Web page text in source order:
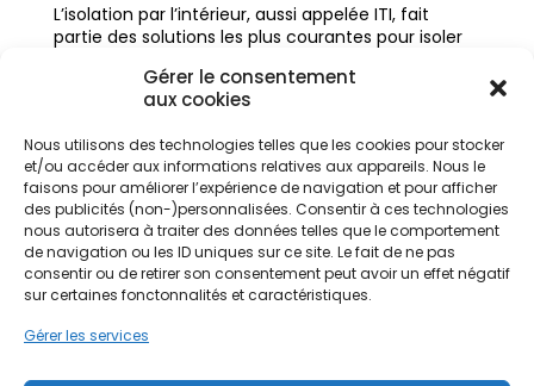
Gérer le consentement
aux cookies
Nous utilisons des technologies telles que les cookies pour stocker
et/ou accéder aux informations relatives aux appareils. Nous le
faisons pour améliorer l’expérience de navigation et pour afficher
des publicités (non-)personnalisées. Consentir à ces technologies
nous autorisera à traiter des données telles que le comportement
de navigation ou les ID uniques sur ce site. Le fait de ne pas
consentir ou de retirer son consentement peut avoir un effet négatif
sur certaines fonctonnalités et caractéristiques.
Gérer les services
L’isolation par l’intérieur, aussi appelée ITI, fait
partie des solutions les plus courantes pour isoler
maison, un appartement, une maison ancienne,
des murs en pierre, ou même des murs extérieurs
Articles récents
pour améliorer son habitat